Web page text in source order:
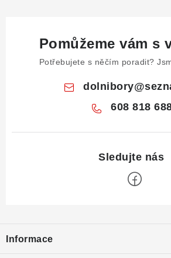
Pomůžeme vám s
Potřebujete s něčím poradit?
dolnibory@
608 818
pInformace